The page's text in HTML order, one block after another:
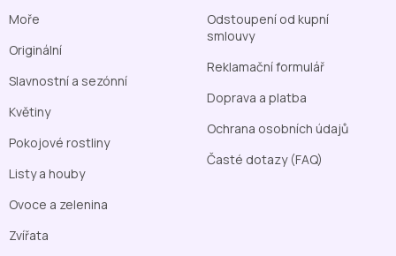
Moře
Originální
Slavnostní a sezónní
Květiny
Pokojové rostliny
Listy a houby
Ovoce a zelenina
Zvířata
Odstoupení od kupní
smlouvy
Reklamační formulář
Doprava a platba
Ochrana osobních údajů
Časté dotazy (FAQ)